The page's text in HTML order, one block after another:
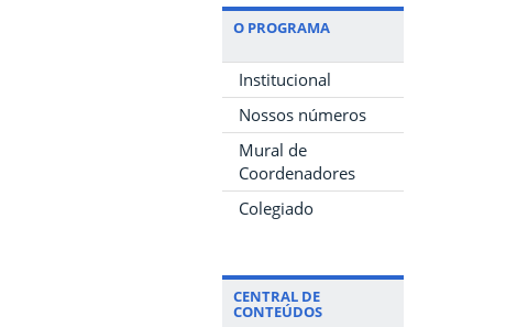
O PROGRAMA
Institucional
Nossos números
Mural de
Coordenadores
Colegiado
CENTRAL DE
CONTEÚDOS